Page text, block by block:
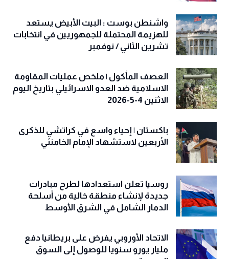
واشنطن بوست : البيت الأبيض يستعد
للهزيمة المحتملة للجمهوريين في انتخابات
تشرين الثاني / نوفمبر
العصف المأكول | ملخص عمليات المقاومة
الاسلامية ضد العدو الاسرائيلي بتاريخ اليوم
الاثنين 4-5-2026
باكستان | إحياء واسع في كراتشي للذكرى
الأربعين لاستشهاد الإمام الخامنئي
روسيا تعلن استعدادها لطرح مبادرات
جديدة لإنشاء منطقة خالية من أسلحة
الدمار الشامل في الشرق الأوسط
الاتحاد الأوروبي يفرض على بريطانيا دفع
مليار يورو سنويا للوصول إلى السوق